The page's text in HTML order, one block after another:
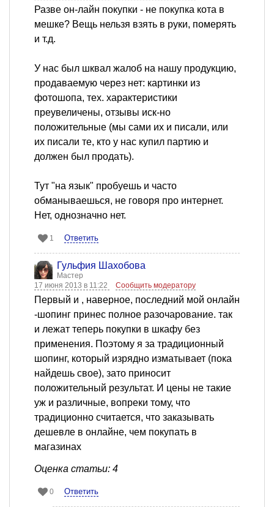
Разве он-лайн покупки - не покупка кота в
мешке? Вещь нельзя взять в руки, померять
и т.д.
У нас был шквал жалоб на нашу продукцию,
продаваемую через нет: картинки из
фотошопа, тех. характеристики
преувеличены, отзывы иск-но
положительные (мы сами их и писали, или
их писали те, кто у нас купил партию и
должен был продать).
Тут "на язык" пробуешь и часто
обманываешься, не говоря про интернет.
Нет, однозначно нет.
1 Ответить
Гульфия Шахобова
Мастер
17 июня 2013 в 11:22
Сообщить модератору
Первый и , наверное, последний мой онлайн
-шопинг принес полное разочарование. так
и лежат теперь покупки в шкафу без
применения. Поэтому я за традиционный
шопинг, который изрядно изматывает (пока
найдешь свое), зато приносит
положительный результат. И цены не такие
уж и различные, вопреки тому, что
традиционно считается, что заказывать
дешевле в онлайне, чем покупать в
магазинах
Оценка статьи: 4
0 Ответить